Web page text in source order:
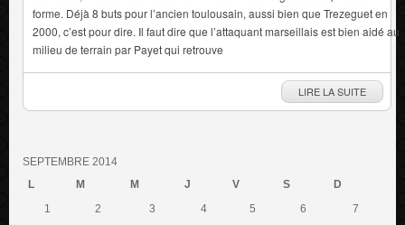
forme. Déjà 8 buts pour l’ancien toulousain, aussi bien que Trezeguet en
2000, c’est pour dire. Il faut dire que l’attaquant marseillais est bien aidé au
milieu de terrain par Payet qui retrouve
LIRE LA SUITE
SEPTEMBRE 2014
L
M M J V S D
1 2 3 4 5 6
7